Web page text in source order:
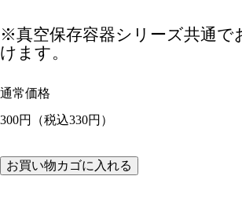
※真空保存容器シリーズ共通で
けます。
通常価格
300円
（税込330円）